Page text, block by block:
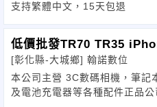
支持繁體中文，15天包退
低價批發TR70 TR35
[彰化縣-大城鄉] 翰諾數位
本公司主營 3C數碼相機，筆記
及電池充電器等各種配件正品公